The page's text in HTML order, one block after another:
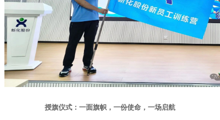
授旗仪式：一面旗帜，一份使命，一场启航